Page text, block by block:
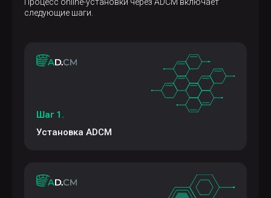
следующие шаги.
Шаг 1.
Установка ADCM